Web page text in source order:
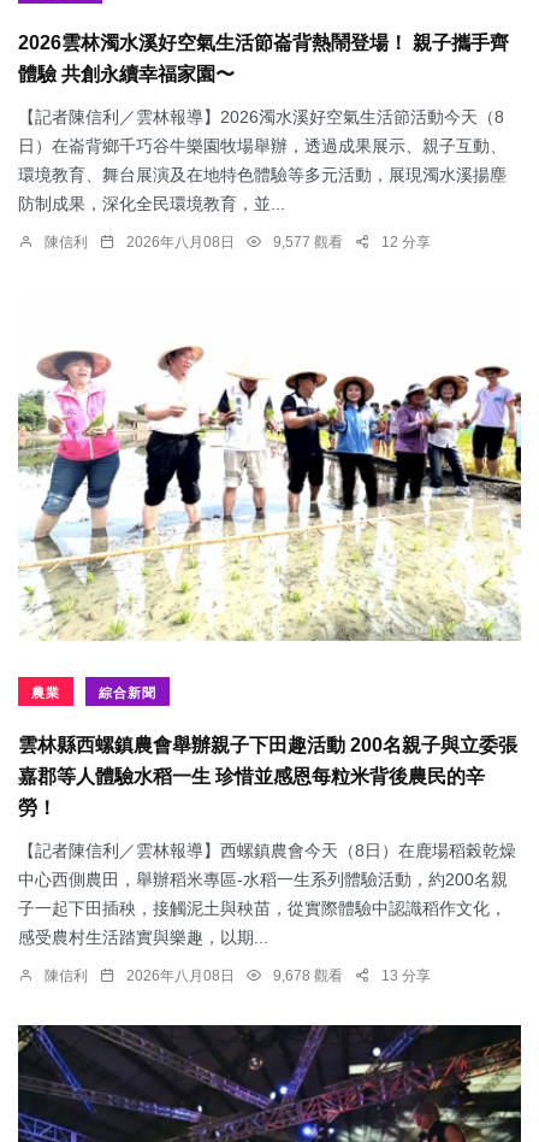
2026雲林濁水溪好空氣生活節崙背熱鬧登場！ 親子攜手齊
體驗 共創永續幸福家園〜
【記者陳信利／雲林報導】2026濁水溪好空氣生活節活動今天（8
日）在崙背鄉千巧谷牛樂園牧場舉辦，透過成果展示、親子互動、
環境教育、舞台展演及在地特色體驗等多元活動，展現濁水溪揚塵
防制成果，深化全民環境教育，並...
陳信利 2026年八月08日 9,577 觀看 12 分享
農業 綜合新聞
雲林縣西螺鎮農會舉辦親子下田趣活動 200名親子與立委張
嘉郡等人體驗水稻一生 珍惜並感恩每粒米背後農民的辛
勞！
【記者陳信利／雲林報導】西螺鎮農會今天（8日）在鹿場稻榖乾燥
中心西側農田，舉辦稻米專區-水稻一生系列體驗活動，約200名親
子一起下田插秧，接觸泥土與秧苗，從實際體驗中認識稻作文化，
感受農村生活踏實與樂趣，以期...
陳信利 2026年八月08日 9,678 觀看 13 分享